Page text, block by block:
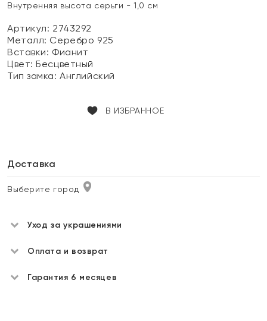
Внутренняя высота серьги - 1,0 см
Артикул: 2743292
Металл: Серебро 925
Вставки: Фианит
Цвет:Бесцветный
Тип замка:Английский
В ИЗБРАННОЕ
Доставка
Выберите город
Уход за украшениями
Оплата и возврат
Гарантия 6 месяцев